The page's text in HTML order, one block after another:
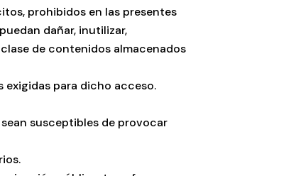
prohibidos en las presentes
dañar, inutilizar,
de contenidos almacenados
para dicho acceso.
susceptibles de provocar